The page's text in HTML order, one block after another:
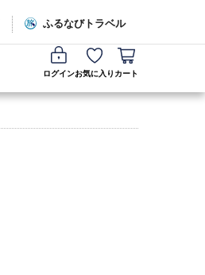
ふるなびトラベル
ログインお気に入り カート